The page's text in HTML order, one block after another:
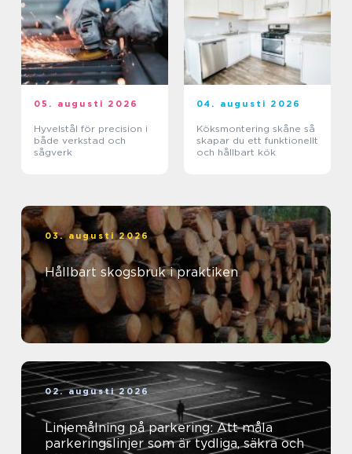
05. augusti 2026
Hyvelstål för precision i
både verkstad och
sågverk
04. augusti 2026
Köksmontering skåne så
skapar du ett funktionellt
och hållbart kök
03. augusti 2026
Hållbart skogsbruk i praktiken
02. augusti 2026
Linjemålning på parkering: Att måla
parkeringslinjer som är tydliga, säkra och